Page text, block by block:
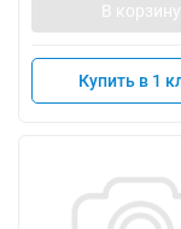
В корзину
Купить в 1